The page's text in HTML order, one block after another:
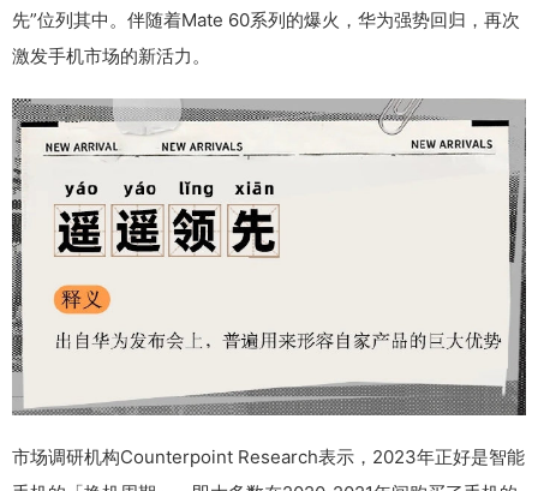
先”位列其中。伴随着Mate 60系列的爆火，华为强势回归，再次
激发手机市场的新活力。
市场调研机构Counterpoint Research表示，2023年正好是智能